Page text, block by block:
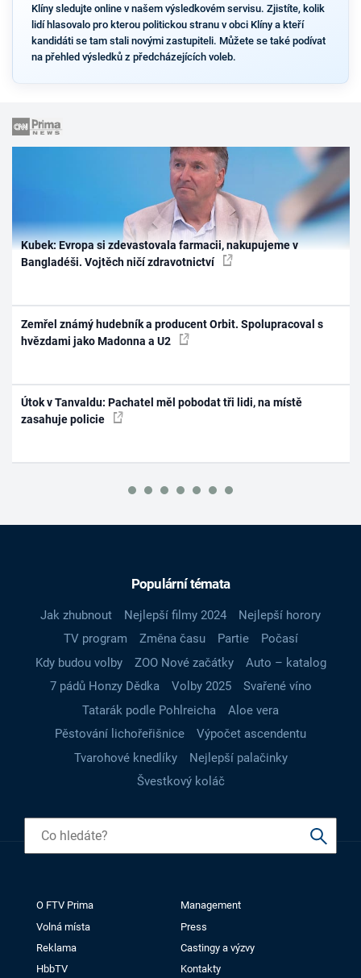
Klíny sledujte online v našem výsledkovém servisu. Zjistíte, kolik
lidí hlasovalo pro kterou politickou stranu v obci Klíny a kteří
kandidáti se tam stali novými zastupiteli. Můžete se také podívat
na přehled výsledků z předcházejících voleb.
Kubek: Evropa si zdevastovala farmacii, nakupujeme v
Bangladéši. Vojtěch ničí zdravotnictví
Zemřel známý hudebník a producent Orbit. Spolupracoval s
hvězdami jako Madonna a U2
Útok v Tanvaldu: Pachatel měl pobodat tři lidi, na místě
zasahuje policie
Populární témata
Jak zhubnout Nejlepší filmy 2024
Nejlepší horory
TV program
Změna času Partie
Počasí
Kdy budou volby
ZOO Nové začátky
Auto – katalog
7 pádů Honzy Dědka
Volby 2025
Svařené víno
Tatarák podle Pohlreicha
Aloe vera
Pěstování lichořeřišnice
Výpočet ascendentu
Tvarohové knedlíky
Nejlepší palačinky
Švestkový koláč
O FTV Prima
Management
Volná místa
Press
Reklama
Castingy a výzvy
HbbTV
Kontakty